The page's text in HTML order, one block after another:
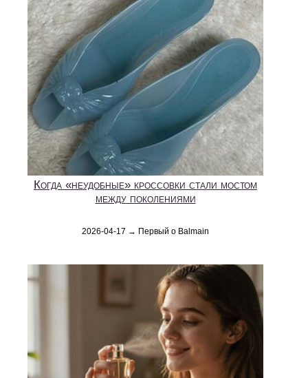
Когда «неудобные» кроссовки стали мостом
между поколениями
2026-04-17 → Первый о Balmain